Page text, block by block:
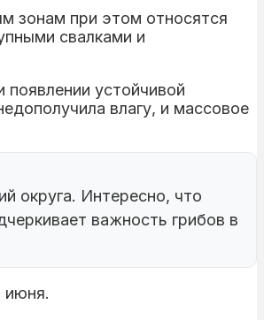
зонам при этом относятся
свалками и
устойчивой
влагу, и массовое
округа. Интересно, что
важность грибов в
июня.